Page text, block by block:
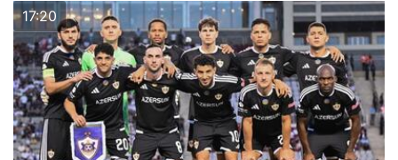
17:20